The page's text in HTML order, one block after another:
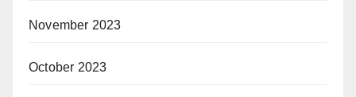
November 2023
October 2023